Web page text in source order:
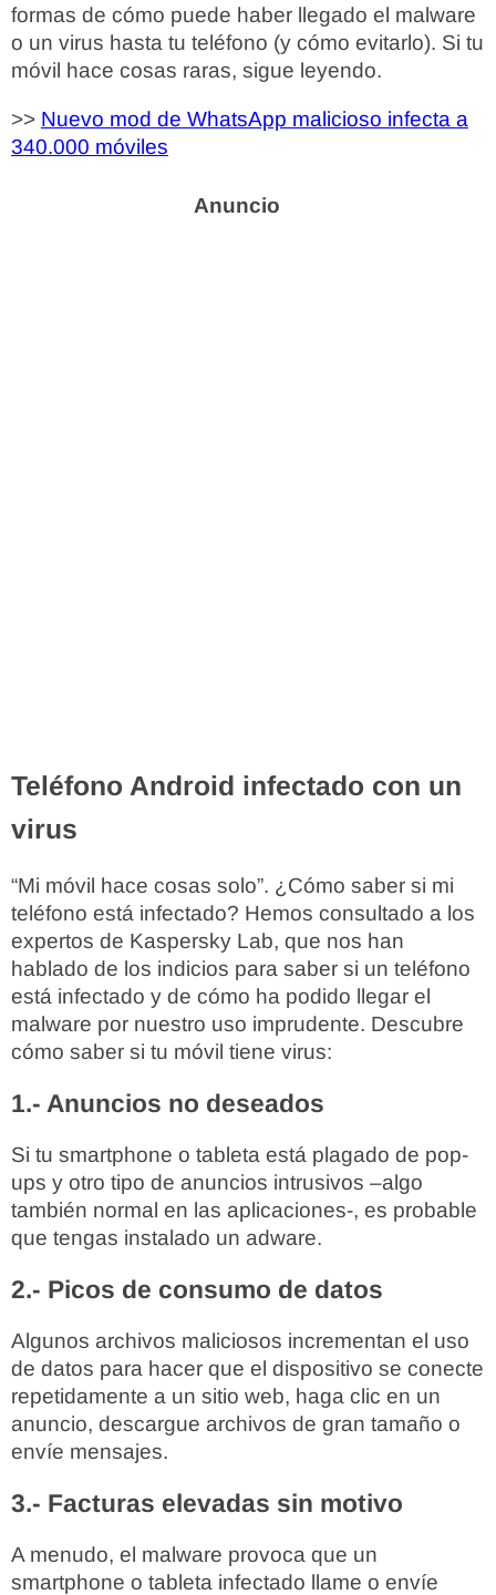
formas de cómo puede haber llegado el malware
o un virus hasta tu teléfono (y cómo evitarlo). Si tu
móvil hace cosas raras, sigue leyendo.
>> Nuevo mod de WhatsApp malicioso infecta a
340.000 móviles
Teléfono Android infectado con un
virus
“Mi móvil hace cosas solo”. ¿Cómo saber si mi
teléfono está infectado? Hemos consultado a los
expertos de Kaspersky Lab, que nos han
hablado de los indicios para saber si un teléfono
está infectado y de cómo ha podido llegar el
malware por nuestro uso imprudente. Descubre
cómo saber si tu móvil tiene virus:
1.- Anuncios no deseados
Si tu smartphone o tableta está plagado de pop-
ups y otro tipo de anuncios intrusivos –algo
también normal en las aplicaciones-, es probable
que tengas instalado un adware.
2.- Picos de consumo de datos
Algunos archivos maliciosos incrementan el uso
de datos para hacer que el dispositivo se conecte
repetidamente a un sitio web, haga clic en un
anuncio, descargue archivos de gran tamaño o
envíe mensajes.
3.- Facturas elevadas sin motivo
A menudo, el malware provoca que un
smartphone o tableta infectado llame o envíe